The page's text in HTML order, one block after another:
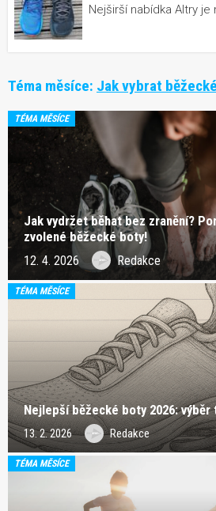
Nejširší nabídka Altry je
Téma měsíce: Jak vybrat
TÉMA MĚSÍCE
Jak vydržet běhat bez zranění?
zvolené běžecké boty!
12. 4. 2026 Redakce
TÉMA MĚSÍCE
Nejlepší běžecké boty 2026: výběr
13. 2. 2026 Redakce
TÉMA MĚSÍCE